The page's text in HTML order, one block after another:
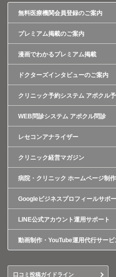
無料医療機関会員登録のご案内
プレミアム掲載のご案内
漫画でわかるプレミアム掲載
ドクターズインタビューのご案内
クリニック予約システム アポクル
WEB問診システム アポクル問診
レセコンアナライザー
クリニック経営マガジン
病院・クリニック ホームページ制作
Googleビジネスプロフィールサポ
LINE公式アカウント運用サポート
動画制作・YouTube運用代行サー
口コミ投稿ガイドライン